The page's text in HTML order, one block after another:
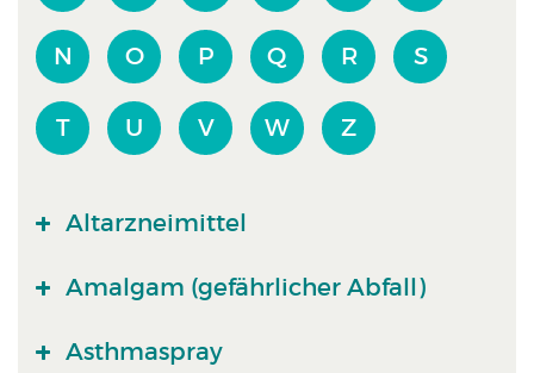
N O P Q R S
T U V W Z
Altarzneimittel
Amalgam (gefährlicher Abfall)
Asthmaspray